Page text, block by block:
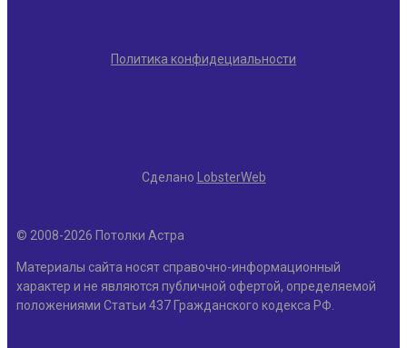
Политика конфидециальности
Сделано LobsterWeb
© 2008-2026 Потолки Астра
Материалы сайта носят справочно-информационный
характер и не являются публичной офертой, определяемой
положениями Статьи 437 Гражданского кодекса РФ.